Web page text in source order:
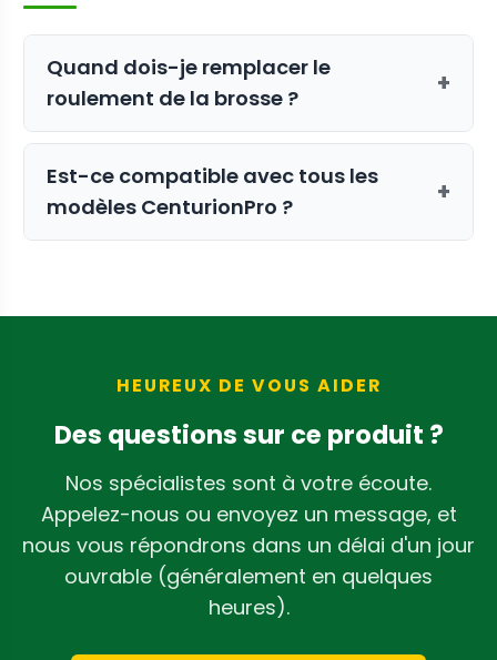
Quand dois-je remplacer le
roulement de la brosse ?
+
Si vous remarquez des vibrations
excessives, du bruit, ou si l'ensemble de
brosse ne tourne pas en douceur
pendant le fonctionnement, il est
Est-ce compatible avec tous les
modèles CenturionPro ?
+
Bullet et Tabletop.
HEUREUX DE VOUS AIDER
Des questions sur ce produit ?
Nos spécialistes sont à votre écoute.
Appelez-nous ou envoyez un message, et
nous vous répondrons dans un délai d'un jour
ouvrable (généralement en quelques
heures).